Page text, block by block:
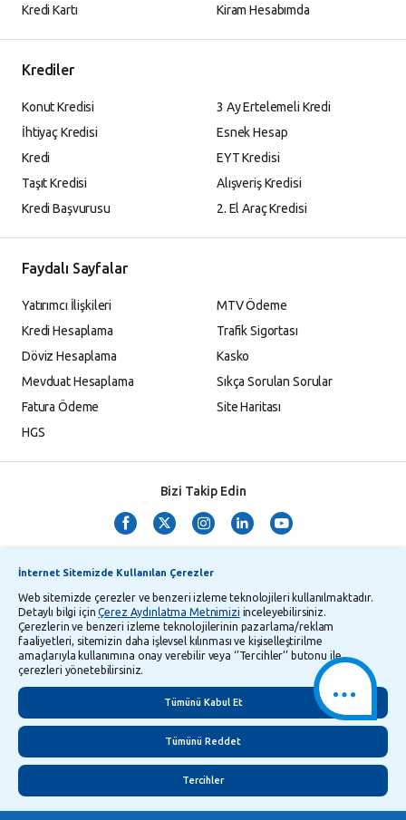
Kredi Kartı
Kiram Hesabımda
Krediler
Konut Kredisi
İhtiyaç Kredisi
Kredi
Taşıt Kredisi
Kredi Başvurusu
3 Ay Ertelemeli Kredi
Esnek Hesap
EYT Kredisi
Alışveriş Kredisi
2. El Araç Kredisi
Faydalı Sayfalar
Yatırımcı İlişkileri
Kredi Hesaplama
Döviz Hesaplama
Mevduat Hesaplama
Fatura Ödeme
HGS
MTV Ödeme
Trafik Sigortası
Kasko
Sıkça Sorulan Sorular
Site Haritası
Bizi Takip Edin
TMSF ve YTM Zaman Aşımı Listesi Bilgi Toplumu Hizmetleri
Kişisel Verilerin Korunması Gizlilik Politikası Çerez Aydınlatma Metni
İletişim English
Yapı ve Kredi Bankası A.Ş.
İnternet Sitemizde Kullanılan Çerezler
Web sitemizde çerezler ve benzeri izleme teknolojileri kullanılmaktadır.
Detaylı bilgi içinÇerez Aydınlatma Metnimizi inceleyebilirsiniz.
Çerezlerin ve benzeri izleme teknolojilerinin pazarlama/reklam
faaliyetleri, sitemizin daha işlevsel kılınması ve kişiselleştirilme
amaçlarıyla kullanımına onay verebilir veya ‘’Tercihler’’ butonu ile
çerezleri yönetebilirsiniz.
Tercihler
Tümünü Reddet
Tümünü Kabul Et